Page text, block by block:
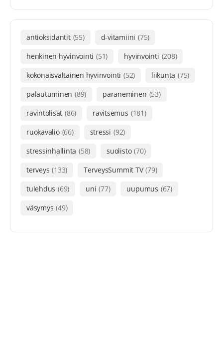
antioksidantit (55) d-vitamiini (75)
henkinen hyvinvointi (51) hyvinvointi (208)
kokonaisvaltainen hyvinvointi (52) liikunta (75)
palautuminen (89) paraneminen (53)
ravintolisät (86) ravitsemus (181)
ruokavalio (66) stressi (92)
stressinhallinta (58) suolisto (70)
terveys (133) TerveysSummit TV (79)
tulehdus (69) uni (77) uupumus (67)
väsymys (49)